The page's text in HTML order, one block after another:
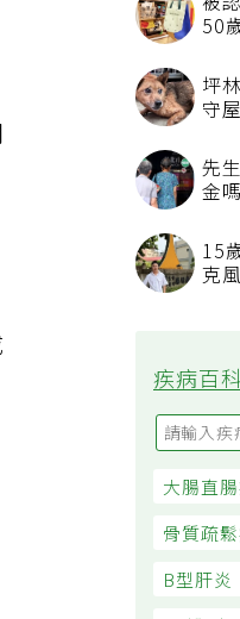
被
坪
先
15
疾病百